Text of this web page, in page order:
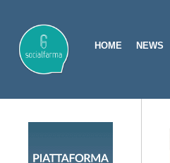
HOME NEWS